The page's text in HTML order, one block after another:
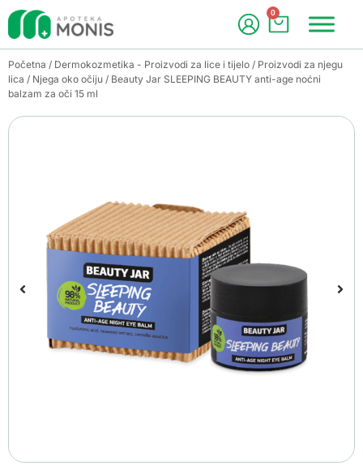
0
Početna / Dermokozmetika - Proizvodi za lice i tijelo / Proizvodi za njegu
lica / Njega oko očiju / Beauty Jar SLEEPING BEAUTY anti-age noćni
balzam za oči 15 ml